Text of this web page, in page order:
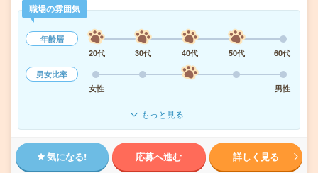
職場の雰囲気
年齢層
20代
30代 40代 50代
60代
男女比率
女性
男性
もっと見る
気になる! 応募へ進む 詳しく見る